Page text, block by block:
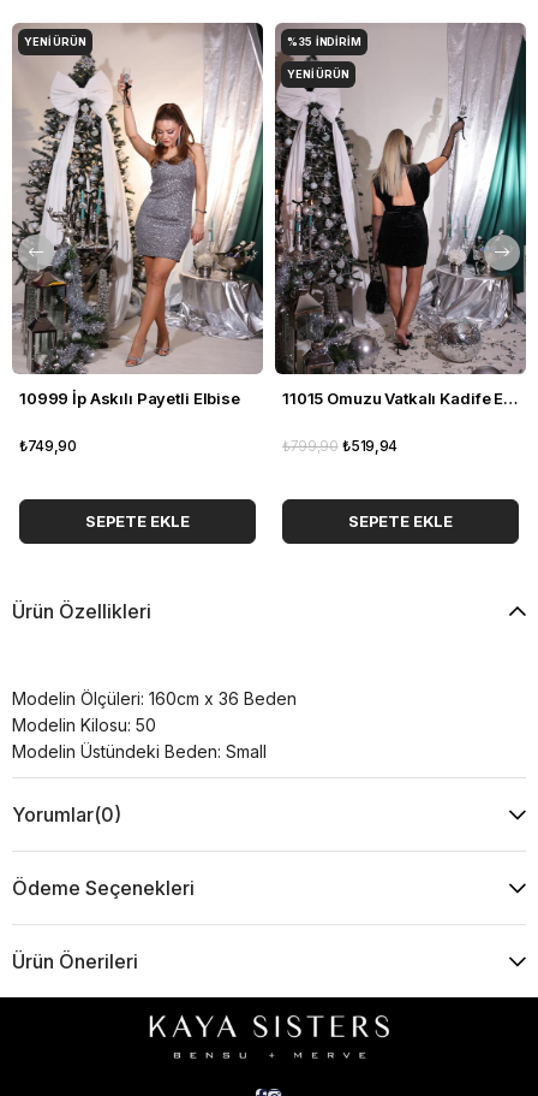
10999 İp Askılı Payetli Elbise
₺749,90
SEPETE EKLE
YENI ÜRÜN
11015 Omuzu Vatkalı Kadife Elbise
₺519,94
₺799,90
SEPETE EKLE
%35 İNDIRIM
YENI ÜRÜN
Ürün Özellikleri
Modelin Ölçüleri: 160cm x 36 Beden
Modelin Kilosu: 50
Modelin Üstündeki Beden: Small
Yorumlar(0)
Ödeme Seçenekleri
Ürün Önerileri